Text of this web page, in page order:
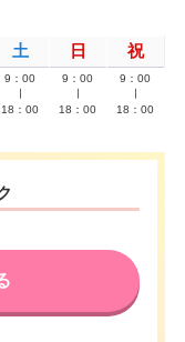
土 日 祝
9：00
18：00
9：00
18：00
9：00
18：00